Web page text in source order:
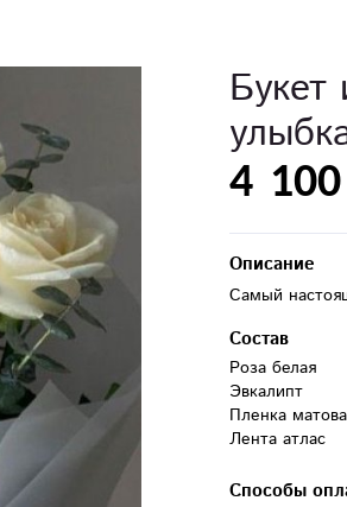
4 100
Описание
Самый
Состав
Роза белая
Эвкалипт
Пленка
Лента атлас
Способы